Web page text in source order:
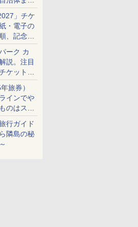
」チケ
・電子の
、記念チ
ーク カ
説。注目
ケット手
準備は？
旅券）
インでや
のはスマ
み
行ガイド
隣島の秘